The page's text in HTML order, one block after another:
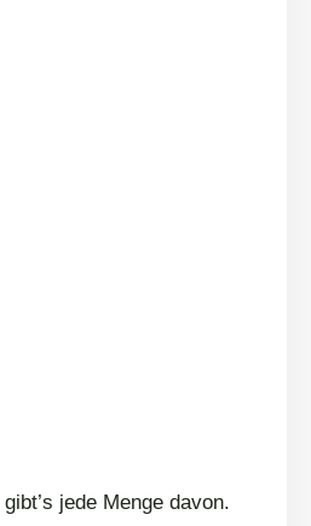
gibt’s jede Menge davon.